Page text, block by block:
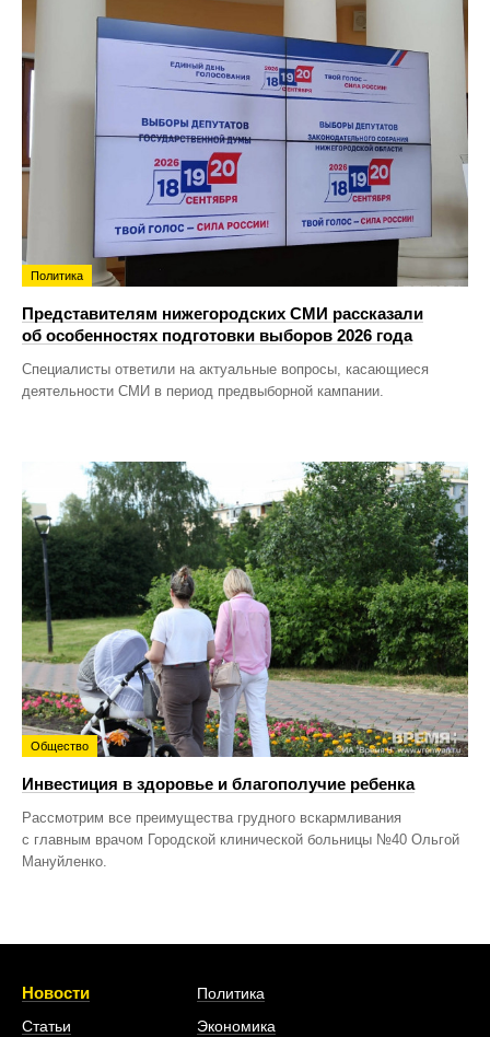
Политика
Представителям нижегородских СМИ рассказали
об особенностях подготовки выборов 2026 года
Специалисты ответили на актуальные вопросы, касающиеся
деятельности СМИ в период предвыборной кампании.
Общество
Инвестиция в здоровье и благополучие ребенка
Рассмотрим все преимущества грудного вскармливания
с главным врачом Городской клинической больницы №40 Ольгой
Мануйленко.
Новости
Статьи
Политика
Экономика